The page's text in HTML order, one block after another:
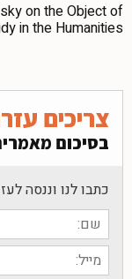
on the Object of
in the Humanities
צריכים
בסיכום
כתבו לנו וננסה